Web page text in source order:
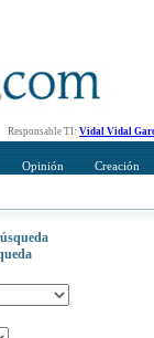
Responsable TI: Vidal Vidal
Opinión Creación